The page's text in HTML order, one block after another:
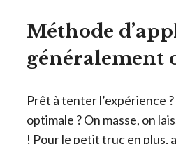
Méthode
généralement
Prêt à tenter l’expérience ?
optimale ? On masse, on
! Pour le petit truc en plus,